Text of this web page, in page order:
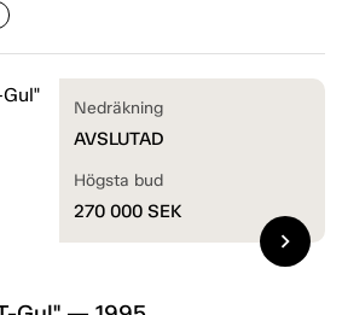
Nedräkning
AVSLUTAD
Högsta bud
270 000 SEK
chevron_right